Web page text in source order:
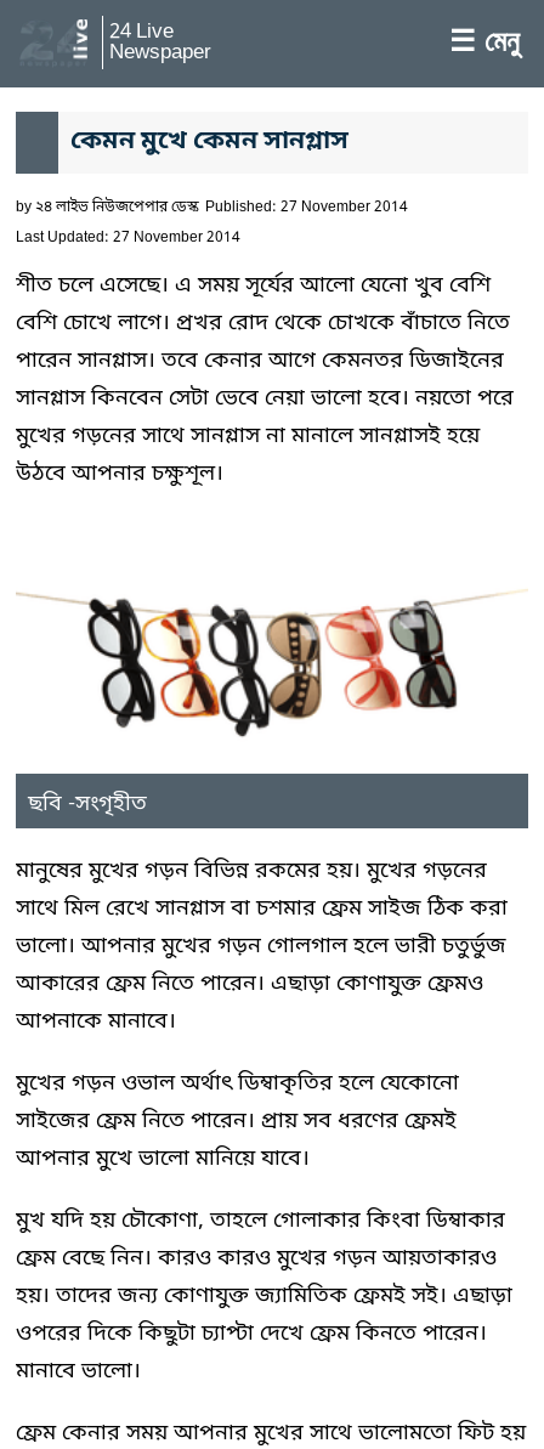
24 Live
Newspaper ☰ মেনু
কেমন মুখে কেমন সানগ্লাস
by২৪ লাইভ নিউজপেপার ডেস্ক Published: 27 November 2014
Last Updated: 27 November 2014
শীত চলে এসেছে। এ সময় সূর্যের আলো যেনো খুব বেশি
বেশি চোখে লাগে। প্রখর রোদ থেকে চোখকে বাঁচাতে নিতে
পারেন সানগ্লাস। তবে কেনার আগে কেমনতর ডিজাইনের
সানগ্লাস কিনবেন সেটা ভেবে নেয়া ভালো হবে। নয়তো পরে
মুখের গড়নের সাথে সানগ্লাস না মানালে সানগ্লাসই হয়ে
উঠবে আপনার চক্ষুশূল।
ছবি -সংগৃহীত
মানুষের মুখের গড়ন বিভিন্ন রকমের হয়। মুখের গড়নের
সাথে মিল রেখে সানগ্লাস বা চশমার ফ্রেম সাইজ ঠিক করা
ভালো। আপনার মুখের গড়ন গোলগাল হলে ভারী চতুর্ভুজ
আকারের ফ্রেম নিতে পারেন। এছাড়া কোণাযুক্ত ফ্রেমও
আপনাকে মানাবে।
মুখের গড়ন ওভাল অর্থাৎ ডিম্বাকৃতির হলে যেকোনো
সাইজের ফ্রেম নিতে পারেন। প্রায় সব ধরণের ফ্রেমই
আপনার মুখে ভালো মানিয়ে যাবে।
মুখ যদি হয় চৌকোণা, তাহলে গোলাকার কিংবা ডিম্বাকার
ফ্রেম বেছে নিন। কারও কারও মুখের গড়ন আয়তাকারও
হয়। তাদের জন্য কোণাযুক্ত জ্যামিতিক ফ্রেমই সই। এছাড়া
ওপরের দিকে কিছুটা চ্যাপ্টা দেখে ফ্রেম কিনতে পারেন।
মানাবে ভালো।
ফ্রেম কেনার সময় আপনার মুখের সাথে ভালোমতো ফিট হয়